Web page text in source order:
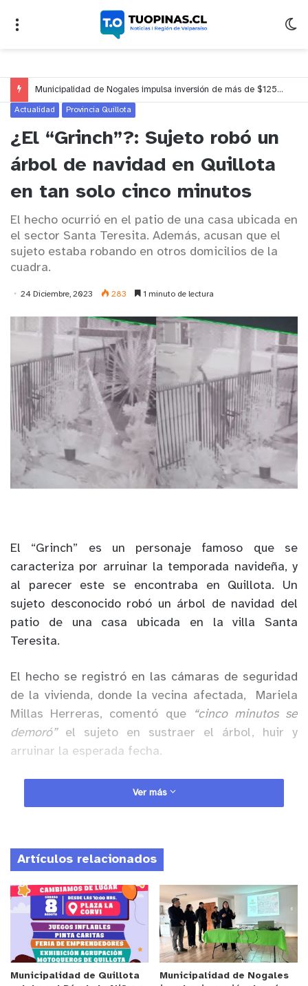
Municipalidad de Nogales impulsa inversión de más de $125 millones para mejorar el sector El Polígono
Actualidad Provincia Quillota
¿El “Grinch”?: Sujeto robó un
árbol de navidad en Quillota
en tan solo cinco minutos
El hecho ocurrió en el patio de una casa ubicada en
el sector Santa Teresita. Además, acusan que el
sujeto estaba robando en otros domicilios de la
cuadra.
24 Diciembre, 2023 283 1 minuto de lectura
El “Grinch” es un personaje famoso que se
caracteriza por arruinar la temporada navideña, y
al parecer este se encontraba en Quillota. Un
sujeto desconocido robó un árbol de navidad del
patio de una casa ubicada en la villa Santa
Teresita.
El hecho se registró en las cámaras de seguridad
de la vivienda, donde la vecina afectada, Mariela
Millas Herreras, comentó que“cinco minutos se
demoró”el sujeto en sustraer el árbol, huir y
arruinar la esperada fecha.
Anuncio Patrocinado
La mujer indició que la situación ocurrió a eso de
rato cuando mi cuñada sintió ruido y se da cuenta
que el hombre se iba en bicicleta”
el árbol.
En tanto, indicó que se realizó la denuncia
correspondiente a Carabineros y afirmó que al
revisar las cámaras al día siguiente del ilícito“nos
dimos cuenta de que el personaje estaba rondando
Ver más
Artículos relacionados
Municipalidad de Quillota
Municipalidad de Nogales